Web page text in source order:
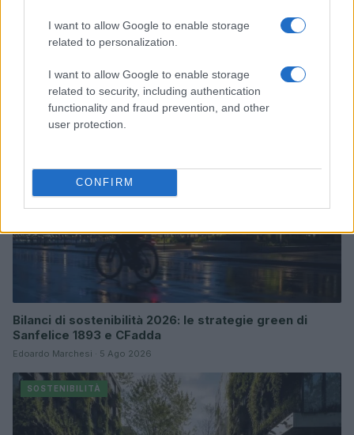
I want to allow Google to enable storage
related to personalization.
I want to allow Google to enable storage
related to security, including authentication
functionality and fraud prevention, and other
user protection.
CONFIRM
Sostenibilità in provincia di Varese: strategie e
innovazioni per un futuro verde
Bilanci di sostenibilità 2026: le strategie green di
Sanfelice 1893 e CFadda
Edoardo Marchesi · 5 Ago 2026
SOSTENIBILITÀ